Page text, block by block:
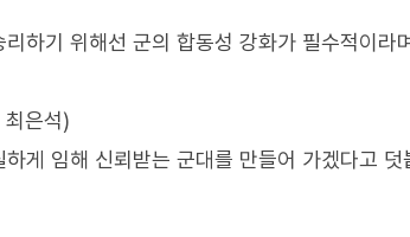
하기 위해선 군의 합동성 강화가 필수적이라
은석)
게 임해 신뢰받는 군대를 만들어 가겠다고 덧